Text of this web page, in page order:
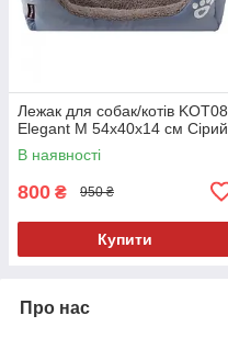
Лежак для собак/котів KOT08
Elegant M 54x40x14 см Сірий
В наявності
800 ₴ 950 ₴
Купити
Про нас